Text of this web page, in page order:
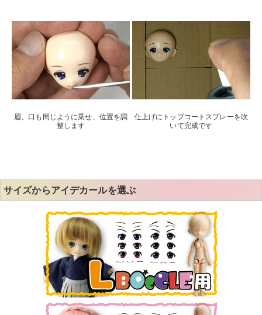
眉、口も同じように乗せ、位置を調
整します
仕上げにトップコートスプレーを吹
いて完成です
サイズからアイデカールを選ぶ